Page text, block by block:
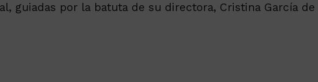
guiadas por la batuta de su directora, Cristina García de